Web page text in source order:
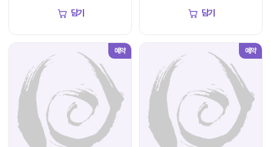
담기 담기
예약 예약